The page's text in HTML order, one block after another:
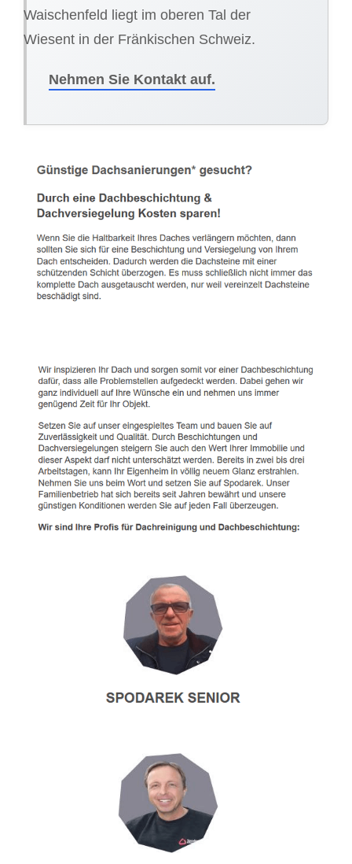
Waischenfeld liegt im oberen Tal der
Wiesent in der Fränkischen Schweiz.
Nehmen Sie Kontakt auf.